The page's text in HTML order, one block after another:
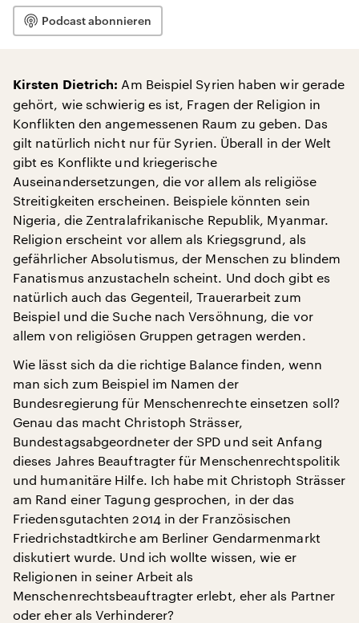
Podcast abonnieren
Kirsten Dietrich: Am Beispiel Syrien haben wir gerade
gehört, wie schwierig es ist, Fragen der Religion in
Konflikten den angemessenen Raum zu geben. Das
gilt natürlich nicht nur für Syrien. Überall in der Welt
gibt es Konflikte und kriegerische
Auseinandersetzungen, die vor allem als religiöse
Streitigkeiten erscheinen. Beispiele könnten sein
Nigeria, die Zentralafrikanische Republik, Myanmar.
Religion erscheint vor allem als Kriegsgrund, als
gefährlicher Absolutismus, der Menschen zu blindem
Fanatismus anzustacheln scheint. Und doch gibt es
natürlich auch das Gegenteil, Trauerarbeit zum
Beispiel und die Suche nach Versöhnung, die vor
allem von religiösen Gruppen getragen werden.
Wie lässt sich da die richtige Balance finden, wenn
man sich zum Beispiel im Namen der
Bundesregierung für Menschenrechte einsetzen soll?
Genau das macht Christoph Strässer,
Bundestagsabgeordneter der SPD und seit Anfang
dieses Jahres Beauftragter für Menschenrechtspolitik
und humanitäre Hilfe. Ich habe mit Christoph Strässer
am Rand einer Tagung gesprochen, in der das
Friedensgutachten 2014 in der Französischen
Friedrichstadtkirche am Berliner Gendarmenmarkt
diskutiert wurde. Und ich wollte wissen, wie er
Religionen in seiner Arbeit als
Menschenrechtsbeauftragter erlebt, eher als Partner
oder eher als Verhinderer?